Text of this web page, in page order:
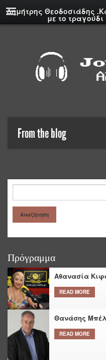
Δημήτρης Θεοδοσιάδης
με το
From the blog
Πρόγραμμα
Αθανασία
READ MORE
Θανάσης
READ MORE